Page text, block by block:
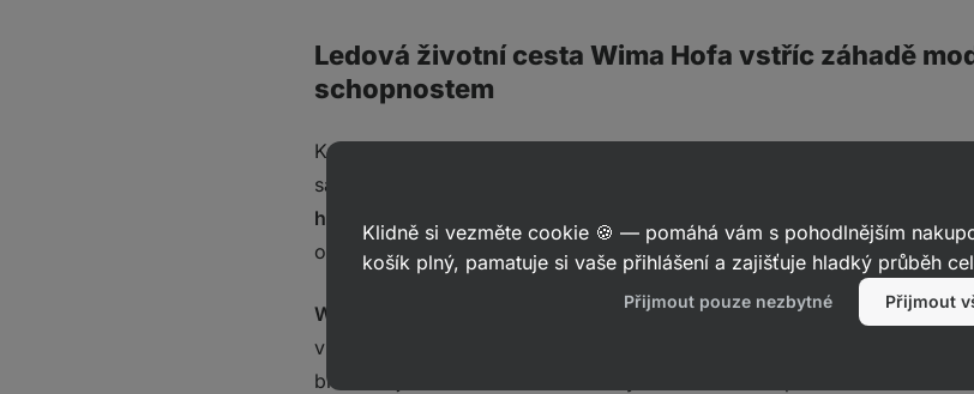
Ledová životní cesta Wima Hofa vstříc záhadě
schopnostem
Když Wim Hofovi v roce 1994 tragicky zemřela manželka trpící
sám se čtyřmi dětmi, neměl moc času na truchlení. Musel se postarat o
hledal smíření a katarzi
, praktikoval jógu, studoval různé filosofické
odpovědi, které hledal.
Wim měl již ale od dětství blízký vztah k chladu a otužování.
Když tak
v parku a (dle jeho slov) se mu v hlavě honily desítky myšlenek,
blízkého jezírka. Bez delšího rozmýšlení se svlékl a přes křehkou vrstvu
Klidně si vezměte cookie 🍪 — pomáhá vám s pohodlnějším
košík plný, pamatuje si vaše přihlášení a zajišťuje hladký průběh
Přijmout pouze nezbytné Přijmout